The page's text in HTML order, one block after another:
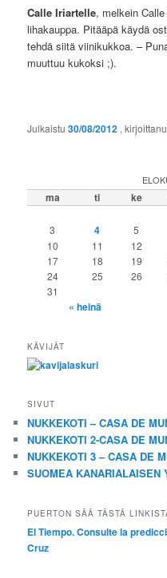
Calle Iriartelle, melkein
lihakauppa. Pitääpä käydä
tehdä siitä viinikukkoa. –
muuttuu kukoksi ;).
Julkaistu30/08/2012 ,
ma ti ke
3 4 5
10
11 12
17
18 19
24
25 26
31
« heinä
KÄVIJÄT
SIVUT
NUKKEKOTI – CASA DE
NUKKEKOTI 2-CASA DE
NUKKEKOTI 3 – CASA DE
SUOMEA KANARIALAISEN
PUERTON SÄÄ TÄSTÄ
El Tiempo. Consulte la
Cruz